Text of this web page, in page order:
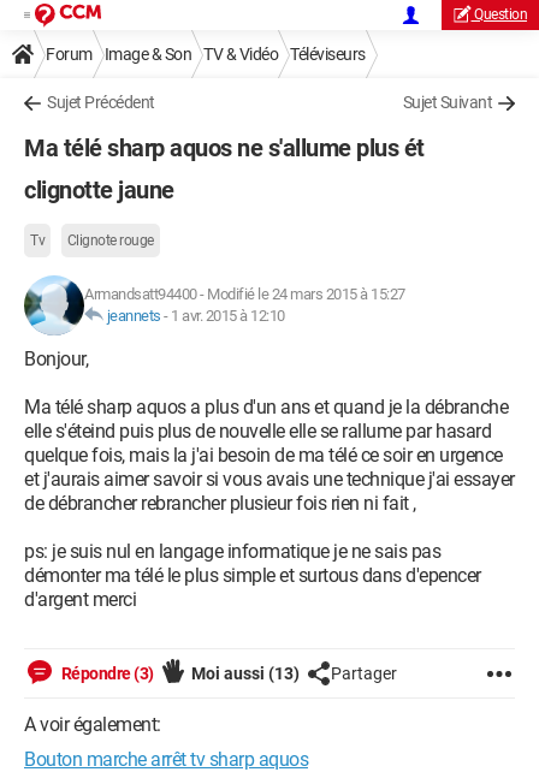
Question
Forum Image & Son TV & Vidéo Téléviseurs
Sujet Précédent Sujet Suivant
Ma télé sharp aquos ne s'allume plus ét
clignotte jaune
Tv Clignote rouge
Armandsatt94400- Modifié le 24 mars 2015 à 15:27
jeannets - 1 avr. 2015 à 12:10
Bonjour,
Ma télé sharp aquos a plus d'un ans et quand je la débranche
elle s'éteind puis plus de nouvelle elle se rallume par hasard
quelque fois, mais la j'ai besoin de ma télé ce soir en urgence
et j'aurais aimer savoir si vous avais une technique j'ai essayer
de débrancher rebrancher plusieur fois rien ni fait ,
ps: je suis nul en langage informatique je ne sais pas
démonter ma télé le plus simple et surtous dans d'epencer
d'argent merci
Répondre (3) Moi aussi (13) Partager
A voir également:
Bouton marche arrêt tv sharp aquos